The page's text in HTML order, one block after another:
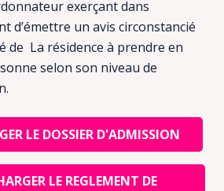
exerçant dans
d’émettre un avis circonstancié
de La résidence à prendre en
selon son niveau de
LE DOSSIER D'ADMISSION
LE REGLEMENT DE